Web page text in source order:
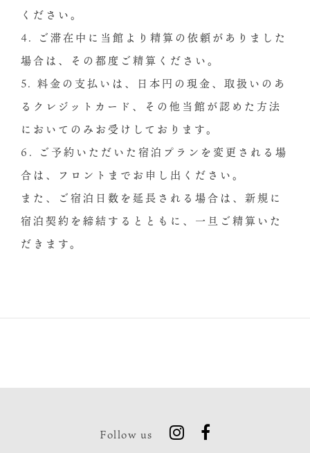
ください。
4. ご滞在中に当館より精算の依頼がありました
場合は、その都度ご精算ください。
5. 料金の支払いは、日本円の現金、取扱いのあ
るクレジットカード、その他当館が認めた方法
においてのみお受けしております。
6. ご予約いただいた宿泊プランを変更される場
合は、フロントまでお申し出ください。
また、ご宿泊日数を延⻑される場合は、新規に
宿泊契約を締結するとともに、一旦ご精算いた
だきます。
Follow us